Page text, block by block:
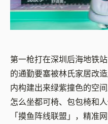
第一枪打在深圳后海地铁
的通勤要塞被林氏家居改
内构建出来绿紫撞色的空
怎么坐都可椅、包包椅和
「摸鱼阵线联盟」，精准